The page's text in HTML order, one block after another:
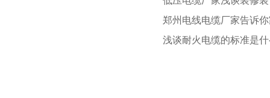
浅谈耐火电缆的标准是